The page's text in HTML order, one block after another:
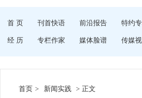
首 页 刊首快语 前沿报告 特约
经 历 专栏作家 媒体脸谱 传媒
首页 > 新闻实践 > 正文